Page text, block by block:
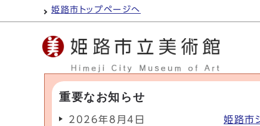
姫路市トップページへ
重要なお知らせ
2026年8月4日 姫路市